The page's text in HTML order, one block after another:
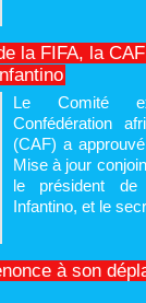
la FIFA, la
Le Comité
Confédération
(CAF) a
Mise à jour
le président
Infantino, et le
à son